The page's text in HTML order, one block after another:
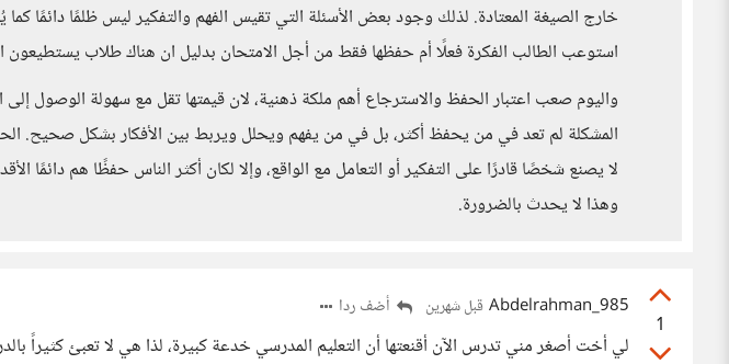
خارج الصيغة المعتادة. لذلك وجود بعض الأسئلة التي تقيس الفهم والتفكير ليس ظلمًا دائمًا
استوعب الطالب الفكرة فعلًا أم حفظها فقط من أجل الامتحان بدليل ان هناك طلاب يستطيعون
واليوم صعب اعتبار الحفظ والاسترجاع أهم ملكة ذهنية، لان قيمتها تقل مع سهولة الوصول
المشكلة لم تعد في من يحفظ أكثر، بل في من يفهم ويحلل ويربط بين الأفكار بشكل صحيح.
لا يصنع شخصًا قادرًا على التفكير أو التعامل مع الواقع، وإلا لكان أكثر الناس حفظًا هم دائمًا
وهذا لا يحدث بالضرورة.
1
Abdelrahman_985 قبل شهرين أضف ردا
لي أخت أصغر مني تدرس الآن أقنعتها أن التعليم المدرسي خدعة كبيرة، لذا هي لا تعبئ كثيراً